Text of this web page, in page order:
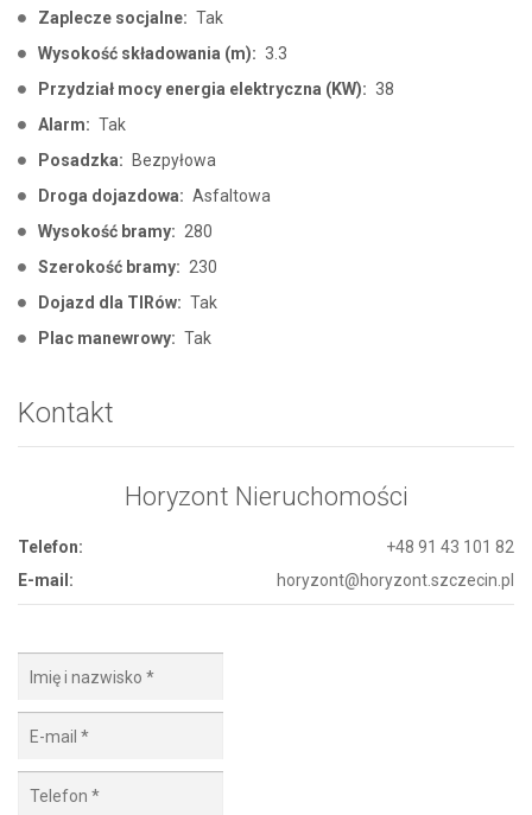
Zaplecze socjalne: Tak
Wysokość składowania (m): 3.3
Przydział mocy energia elektryczna (KW): 38
Alarm: Tak
Posadzka:
Bezpyłowa
Droga dojazdowa: Asfaltowa
Wysokość bramy: 280
Szerokość bramy: 230
Dojazd dla TIRów: Tak
Plac manewrowy: Tak
Kontakt
Horyzont Nieruchomości
Telefon:
+48 91 43 101 82
E-mail:
horyzont@horyzont.szczecin.pl